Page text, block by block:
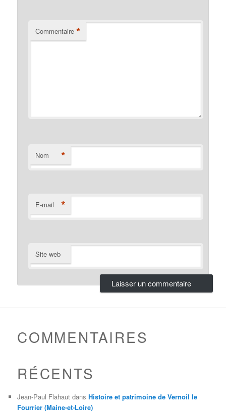
Commentaire *
Nom *
E-mail *
Site web
COMMENTAIRES
RÉCENTS
Jean-Paul Flahaut dansHistoire et patrimoine de Vernoil le
Fourrier (Maine-et-Loire)